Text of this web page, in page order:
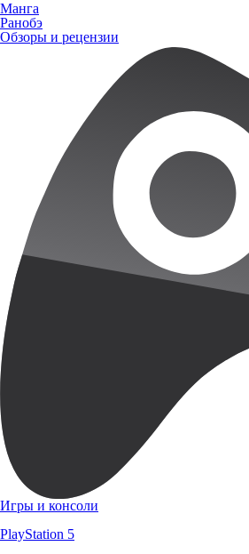
Манга
Ранобэ
Обзоры и рецензии
Игры и консоли
PlayStation 5